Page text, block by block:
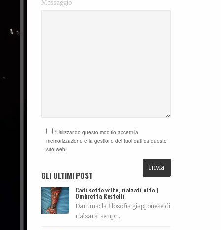
Messaggio
*Utilizzando questo modulo accetti la
memorizzazione e la gestione dei tuoi dati da questo
sito web.
GLI ULTIMI POST
Cadi sette volte, rialzati otto |
Ombretta Restelli
Daruma: la filosofia giapponese di
rialzarsi sempr...